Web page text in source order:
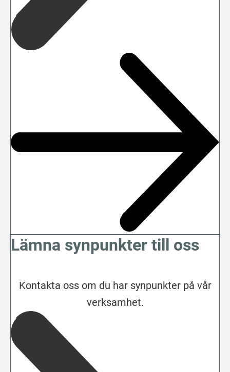
Lämna synpunkter till oss
Kontakta oss om du har synpunkter på vår
verksamhet.